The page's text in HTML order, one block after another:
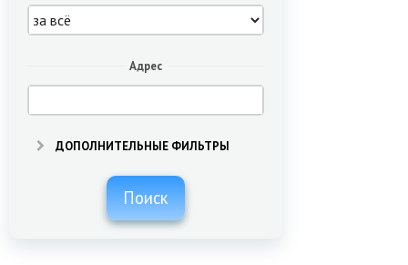
Адрес
ДОПОЛНИТЕЛЬНЫЕ ФИЛЬТРЫ
Поиск